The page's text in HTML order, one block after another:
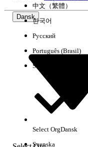
Her er nogle søgetips
Kontroller stavemåden
Dansk
中文（繁體）
한국어
Русский
Português (Brasil)
Suomi
Select OrgDansk
Svenska